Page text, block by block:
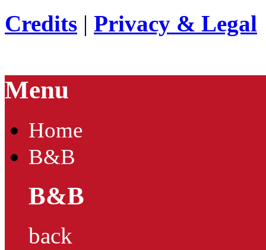
Credits | Privacy & Legal
Menu
Home
B&B
B&B
back